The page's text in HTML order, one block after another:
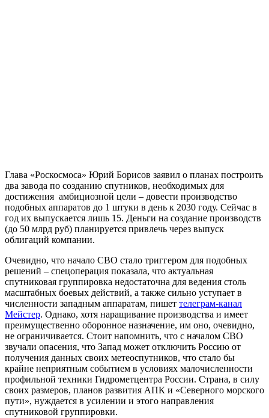
Глава «Роскосмоса» Юрий Борисов заявил о планах построить
два завода по созданию спутников, необходимых для
достижения амбициозной цели – довести производство
подобных аппаратов до 1 штуки в день к 2030 году. Сейчас в
год их выпускается лишь 15. Деньги на создание производств
(до 50 млрд руб) планируется привлечь через выпуск
облигаций компании.
Очевидно, что начало СВО стало триггером для подобных
решений – спецоперация показала, что актуальная
спутниковая группировка недостаточна для ведения столь
масштабных боевых действий, а также сильно уступает в
численности западным аппаратам, пишет телеграм-канал
Мейстер. Однако, хотя наращивание производства и имеет
преимущественно оборонное назначение, им оно, очевидно,
не ограничивается. Стоит напомнить, что с началом СВО
звучали опасения, что Запад может отключить Россию от
получения данных своих метеоспутников, что стало бы
крайне неприятным событием в условиях малочисленности
профильной техники Гидрометцентра России. Страна, в силу
своих размеров, планов развития АПК и «Северного морского
пути», нуждается в усилении и этого направления
спутниковой группировки.